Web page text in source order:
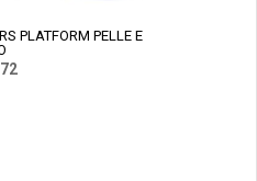
PLATFORM PELLE E
Il